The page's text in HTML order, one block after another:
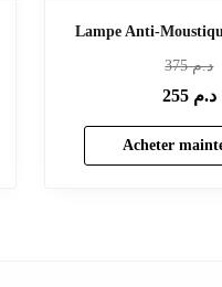
Lampe Anti-
375 د.م
255 د.م
Acheter